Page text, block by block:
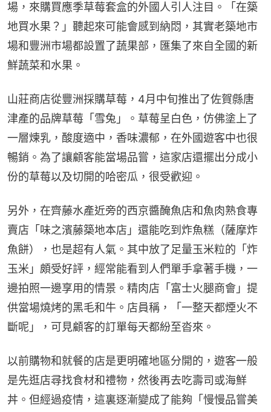
場，來購買應季草莓套盒的外國人引人注目。「在築
地買水果？」聽起來可能會感到納悶，其實老築地市
場和豐洲市場都設置了蔬果部，匯集了來自全國的新
鮮蔬菜和水果。
山莊商店從豐洲採購草莓，4月中旬推出了佐賀縣唐
津產的品牌草莓「雪兔」。草莓呈白色，仿佛塗上了
一層煉乳，酸度適中，香味濃郁，在外國遊客中也很
暢銷。為了讓顧客能當場品嘗，這家店還擺出分成小
份的草莓以及切開的哈密瓜，很受歡迎。
另外，在齊藤水產近旁的西京醬醃魚店和魚肉熟食專
賣店「味之濱藤築地本店」還能吃到炸魚糕（薩摩炸
魚餅），也是超有人氣。其中放了足量玉米粒的「炸
玉米」頗受好評，經常能看到人們單手拿著手機，一
邊拍照一邊享用的情景。精肉店「富士火腿商會」提
供當場燒烤的黑毛和牛。店員稱，「一整天都煙火不
斷呢」，可見顧客的訂單每天都紛至沓來。
以前購物和就餐的店是更明確地區分開的，遊客一般
是先逛店尋找食材和禮物，然後再去吃壽司或海鮮
丼。但經過疫情，這裏逐漸變成了能夠「慢慢品嘗美